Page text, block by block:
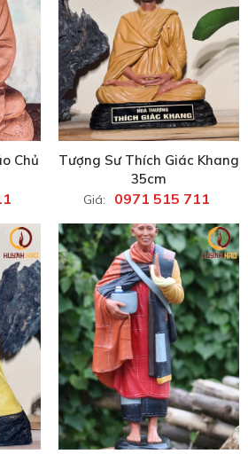
Chủ
Tượng Sư Thích Giác Khang
35cm
Giá: 0971 515 711